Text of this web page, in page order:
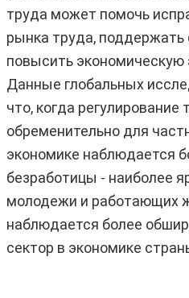
труда может помочь
рынка труда, поддержать
повысить экономическую
Данные глобальных
что, когда
обременительно для
экономике наблюдается
безработицы - наиболее
молодежи и работающих
наблюдается более
сектор в экономике